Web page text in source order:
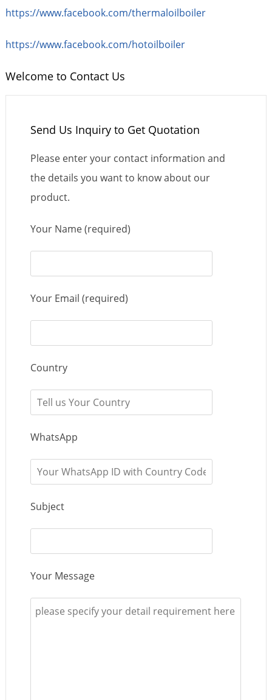
https://www.facebook.com/thermaloilboiler
https://www.facebook.com/hotoilboiler
Welcome to Contact Us
Send Us Inquiry to Get Quotation
Please enter your contact information and
the details you want to know about our
product.
Your Name (required)
Your Email (required)
Country
WhatsApp
Subject
Your Message